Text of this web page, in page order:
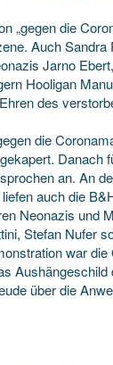
„gegen die
Auch Sandra
Jarno
Hooligan
des
die
Danach
an. An
auch die
Neonazis und
Stefan Nufer
war
Aushängeschild
über die